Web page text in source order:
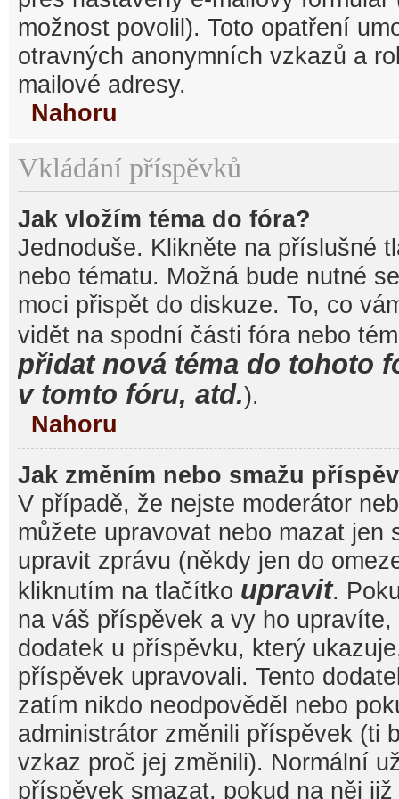
možnost povolil). Toto opatření
otravných anonymních vzkazů a
mailové adresy.
Nahoru
Vkládání příspěvků
Jak vložím téma do fóra?
Jednoduše. Klikněte na příslušné
nebo tématu. Možná bude nutné
moci přispět do diskuze. To, co
vidět na spodní části fóra nebo
přidat nová téma do tohoto
v tomto fóru, atd.).
Nahoru
Jak změním nebo smažu
V případě, že nejste moderátor
můžete upravovat nebo mazat jen
upravit zprávu (někdy jen do
kliknutím na tlačítko upravit.
na váš příspěvek a vy ho
dodatek u příspěvku, který
příspěvek upravovali. Tento
zatím nikdo neodpověděl nebo
administrátor změnili příspěvek (ti
vzkaz proč jej změnili). Normální
příspěvek smazat, pokud na něj